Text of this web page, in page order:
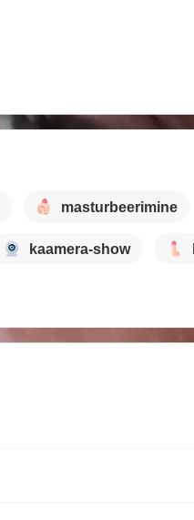
masturbeerimine
kaamera-show